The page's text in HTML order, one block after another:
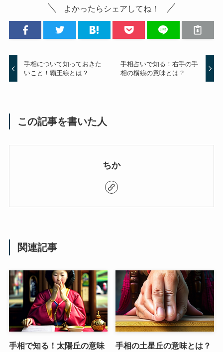
よかったらシェアしてね！
手相について知っておきた
いこと！覇王線とは？
手相占いで知る！右手の手
相の横線の意味とは？
この記事を書いた人
ちか
関連記事
手相で知る！太陽丘の意味
手相の土星丘の意味とは？